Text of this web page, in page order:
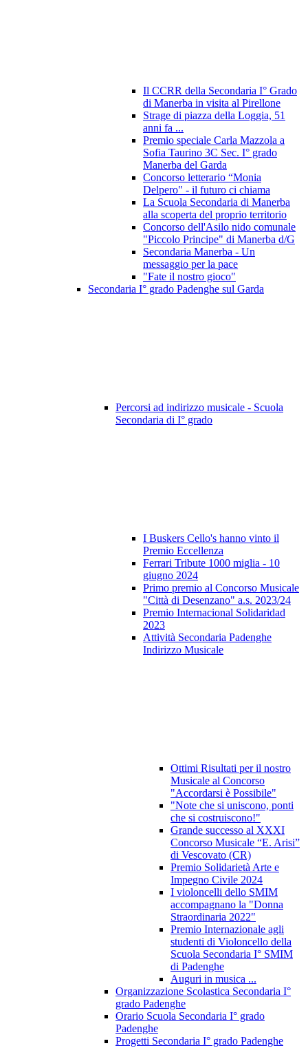
Il CCRR della Secondaria I° Grado
di Manerba in visita al Pirellone
Strage di piazza della Loggia, 51
anni fa ...
Premio speciale Carla Mazzola a
Sofia Taurino 3C Sec. I° grado
Manerba del Garda
Concorso letterario “Monia
Delpero" - il futuro ci chiama
La Scuola Secondaria di Manerba
alla scoperta del proprio territorio
Concorso dell'Asilo nido comunale
"Piccolo Principe" di Manerba d/G
Secondaria Manerba - Un
messaggio per la pace
"Fate il nostro gioco"
Secondaria I° grado Padenghe sul Garda
Percorsi ad indirizzo musicale - Scuola
Secondaria di I° grado
I Buskers Cello's hanno vinto il
Premio Eccellenza
Ferrari Tribute 1000 miglia - 10
giugno 2024
Primo premio al Concorso Musicale
"Città di Desenzano" a.s. 2023/24
Premio Internacional Solidaridad
2023
Attività Secondaria Padenghe
Indirizzo Musicale
Ottimi Risultati per il nostro
Musicale al Concorso
"Accordarsi è Possibile"
"Note che si uniscono, ponti
che si costruiscono!"
Grande successo al XXXI
Concorso Musicale “E. Arisi”
di Vescovato (CR)
Premio Solidarietà Arte e
Impegno Civile 2024
I violoncelli dello SMIM
accompagnano la "Donna
Straordinaria 2022"
Premio Internazionale agli
studenti di Violoncello della
Scuola Secondaria I° SMIM
di Padenghe
Auguri in musica ...
Organizzazione Scolastica Secondaria I°
grado Padenghe
Orario Scuola Secondaria I° grado
Padenghe
Progetti Secondaria I° grado Padenghe